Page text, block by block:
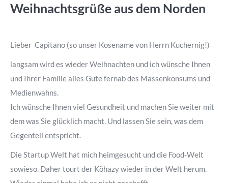
Weihnachtsgrüße aus dem Norden
Lieber Capitano (so unser Kosename von Herrn Kuchernig!)
langsam wird es wieder Weihnachten und ich wünsche Ihnen
und Ihrer Familie alles Gute fernab des Massenkonsums und
Medienwahns.
Ich wünsche Ihnen viel Gesundheit und machen Sie weiter mit
dem was Sie glücklich macht. Und lassen Sie sein, was dem
Gegenteil entspricht.
Die Startup Welt hat mich heimgesucht und die Food-Welt
sowieso. Daher tourt der Köhazy wieder in der Welt herum.